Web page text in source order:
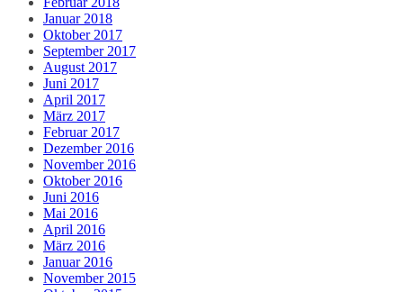
Januar 2018
Oktober 2017
September 2017
August 2017
Juni 2017
April 2017
März 2017
Februar 2017
Dezember 2016
November 2016
Oktober 2016
Juni 2016
Mai 2016
April 2016
März 2016
Januar 2016
November 2015